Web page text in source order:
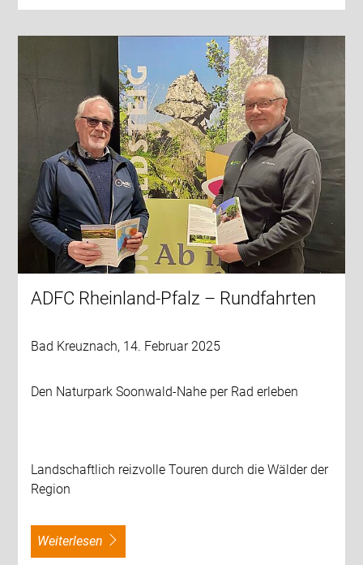
ADFC Rheinland-Pfalz – Rundfahrten
Bad Kreuznach, 14. Februar 2025
Den Naturpark Soonwald-Nahe per Rad erleben
Landschaftlich reizvolle Touren durch die Wälder der
Region
weiterlesen